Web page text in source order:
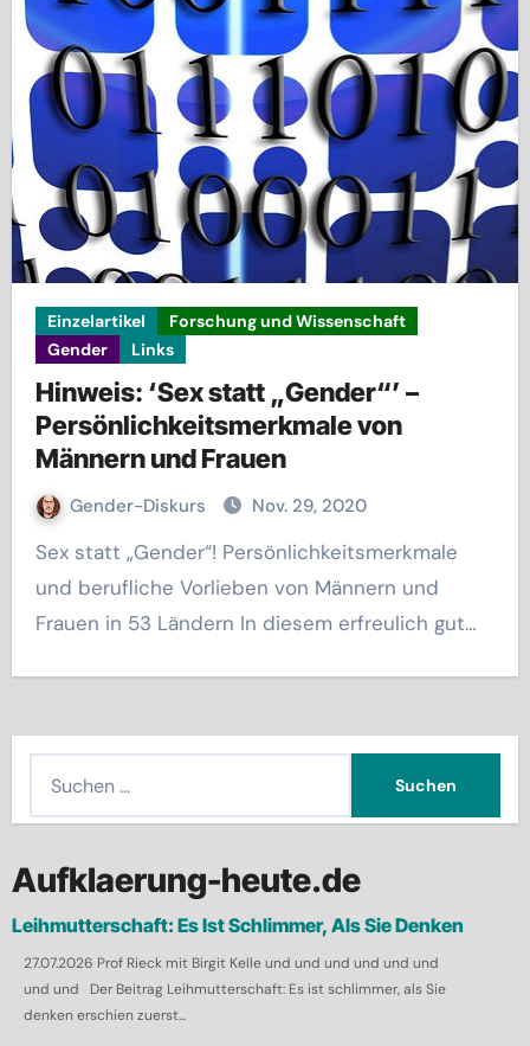
Einzelartikel
Forschung und Wissenschaft
Gender
Links
Hinweis: ‘Sex statt „Gender“’ –
Persönlichkeitsmerkmale von
Männern und Frauen
Gender-Diskurs Nov. 29, 2020
Sex statt „Gender“! Persönlichkeitsmerkmale
und berufliche Vorlieben von Männern und
Frauen in 53 Ländern In diesem erfreulich gut…
h
n
n
a
Aufklaerung-heute.de
Leihmutterschaft: Es Ist Schlimmer, Als Sie Denken
27.07.2026 Prof Rieck mit Birgit Kelle und und und und und und
und und Der Beitrag Leihmutterschaft: Es ist schlimmer, als Sie
denken erschien zuerst...